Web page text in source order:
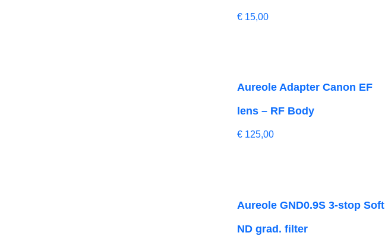
€ 15,00
Aureole Adapter Canon EF
lens – RF Body
€ 125,00
Aureole GND0.9S 3-stop Soft
ND grad. filter